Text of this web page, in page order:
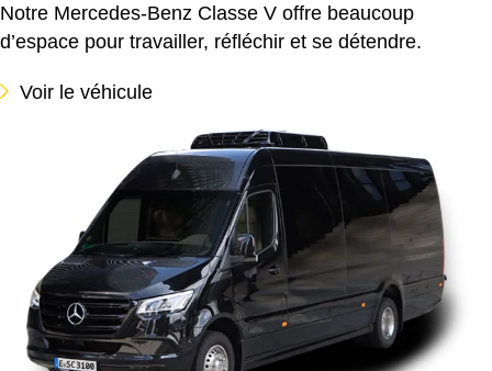
Notre Mercedes-Benz Classe V offre beaucoup
d’espace pour travailler, réfléchir et se détendre.
Voir le véhicule